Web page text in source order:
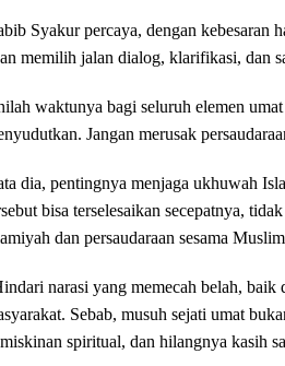
Syakur percaya, dengan kebesaran
memilih jalan dialog, klarifikasi, dan
waktunya bagi seluruh elemen
Jangan merusak
dia, pentingnya menjaga ukhuwah
bisa terselesaikan secepatnya,
dan persaudaraan sesama
narasi yang memecah belah, baik
Sebab, musuh sejati umat
spiritual, dan hilangnya kasih